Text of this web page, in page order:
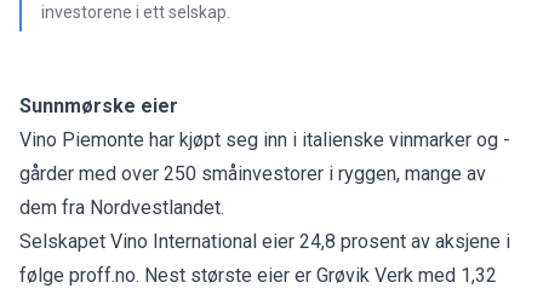
investorene i ett selskap.
Sunnmørske eier
Vino Piemonte har kjøpt seg inn i italienske vinmarker og -
gårder med over 250 småinvestorer i ryggen, mange av
dem fra Nordvestlandet.
Selskapet Vino International eier 24,8 prosent av aksjene i
følge proff.no. Nest største eier er Grøvik Verk med 1,32